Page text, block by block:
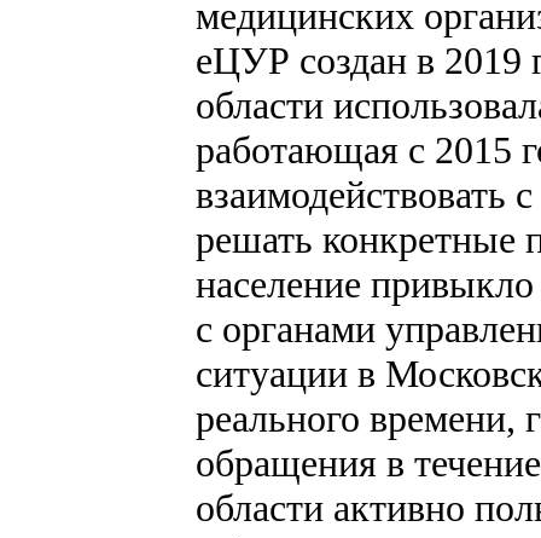
медицинских
еЦУР создан в 2019
области
работающая с 2015
взаимодействовать
решать
население привыкло
с органами
ситуации в
реального времени,
обращения в
области активно